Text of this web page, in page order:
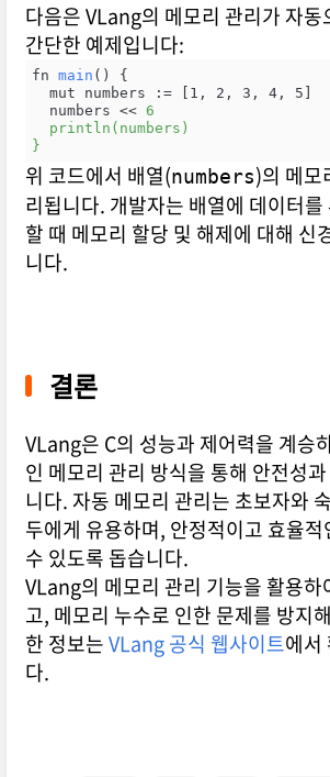
다음은 VLang의 메모리 관리가 자동
간단한 예제입니다:
fn main () {
  mut numbers := [1, 2, 3, 4, 5]
  numbers <<
6
}
위 코드에서 배열(numbers)의 메모
리됩니다. 개발자는 배열에 데이터
할 때 메모리 할당 및 해제에 대해 신
니다.
결론
VLang은 C의 성능과 제어력을 계승
인 메모리 관리 방식을 통해 안전성
니다. 자동 메모리 관리는 초보자와
두에게 유용하며, 안정적이고 효율
수 있도록 돕습니다.
VLang의 메모리 관리 기능을 활용하
고, 메모리 누수로 인한 문제를 방지
한 정보는VLang 공식 웹사이트에서
다.